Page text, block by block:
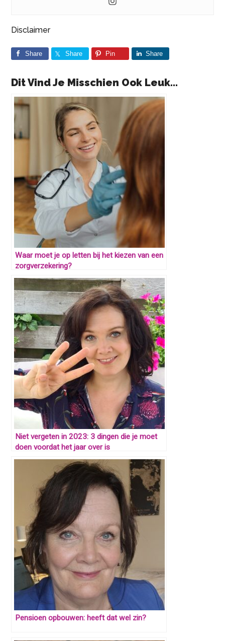
Disclaimer
Share Share Pin Share
Dit Vind Je Misschien Ook Leuk...
Waar moet je op letten bij het kiezen van een
zorgverzekering?
Niet vergeten in 2023: 3 dingen die je moet
doen voordat het jaar over is
Pensioen opbouwen: heeft dat wel zin?